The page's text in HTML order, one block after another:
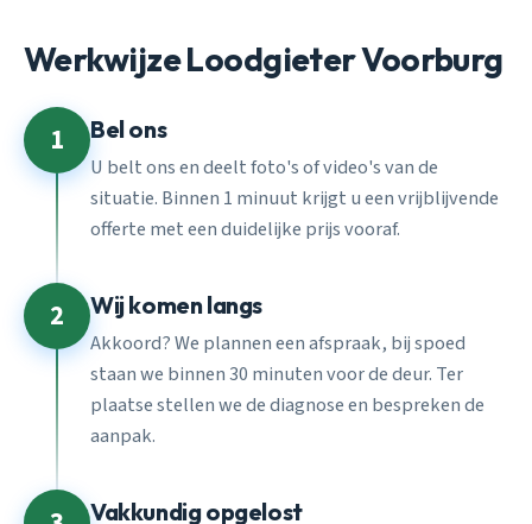
Werkwijze Loodgieter Voorburg
1 Bel ons
U belt ons en deelt foto's of video's van de
situatie. Binnen 1 minuut krijgt u een vrijblijvende
offerte met een duidelijke prijs vooraf.
2 Wij komen langs
Akkoord? We plannen een afspraak, bij spoed
staan we binnen 30 minuten voor de deur. Ter
plaatse stellen we de diagnose en bespreken de
aanpak.
Vakkundig opgelost